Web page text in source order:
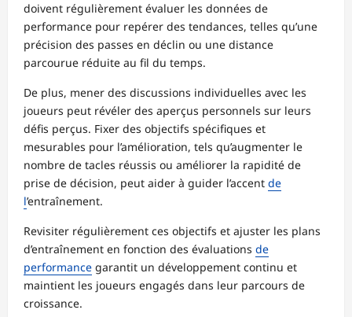
doivent régulièrement évaluer les données de
performance pour repérer des tendances, telles qu’une
précision des passes en déclin ou une distance
parcourue réduite au fil du temps.
De plus, mener des discussions individuelles avec les
joueurs peut révéler des aperçus personnels sur leurs
défis perçus. Fixer des objectifs spécifiques et
mesurables pour l’amélioration, tels qu’augmenter le
nombre de tacles réussis ou améliorer la rapidité de
prise de décision, peut aider à guider l’accent de
l’entraînement.
Revisiter régulièrement ces objectifs et ajuster les plans
d’entraînement en fonction des évaluations de
performance garantit un développement continu et
maintient les joueurs engagés dans leur parcours de
croissance.